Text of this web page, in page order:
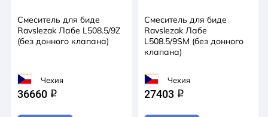
Смеситель для биде
Ravslezak Лабе L508.5/9Z
(без донного клапана)
Чехия
36660 q
Смеситель для биде
Ravslezak Лабе
L508.5/9SM (без донного
клапана)
Чехия
27403 q